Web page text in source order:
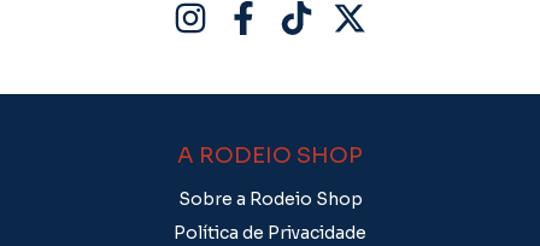
A RODEIO SHOP
Sobre a Rodeio Shop
Política de Privacidade